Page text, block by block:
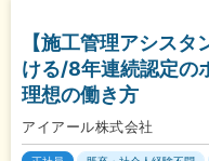
【施工管理アシス
ける/8年連続認定の
理想の働き方
アイアール株式会社